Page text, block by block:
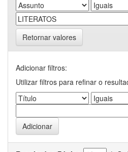
Retornar valores
Adicionar filtros:
Utilizar filtros para refinar o